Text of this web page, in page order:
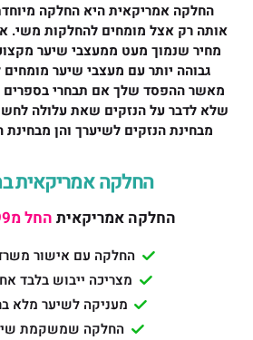
החלקה אמריקאית היא החלקה
אותה רק אצל מומחים להחלקות משי.
מחיר שנמוך מעט ממעצבי שיער
גבוהה יותר עם מעצבי שיער
מאשר ההפסד שלך אם תבחרי בספרים
שלא לדבר על הנזקים שאת עלולה
מבחינת הנזקים לשיערך והן מבחינת
החלקה אמריקאית
החלקה אמריקאית החל מ599 ₪
החלקה עם אישור
מצריכה ייבוש בלבד
מעניקה לשיער מלא
החלקה שמשקמת